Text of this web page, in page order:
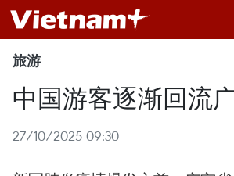
旅游
中国游客逐渐回流
27/10/2025 09:30